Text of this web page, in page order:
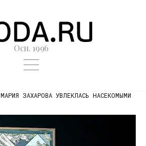
Осн. 1996
МАРИЯ ЗАХАРОВА УВЛЕКЛАСЬ НАСЕКОМЫМИ